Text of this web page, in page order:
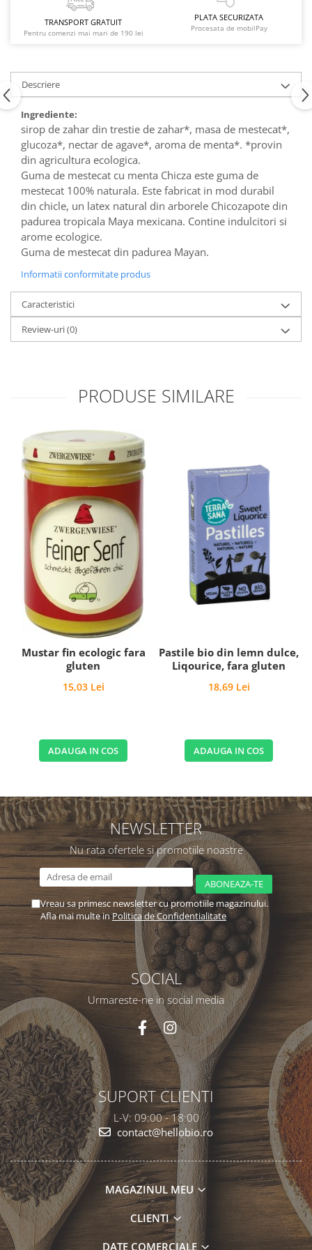
TRANSPORT GRATUIT
Pentru comenzi mai mari de 190 lei
PLATA SECURIZATA
Procesata de mobilPay
Descriere
Ingrediente:
sirop de zahar din trestie de zahar*, masa de mestecat*,
glucoza*, nectar de agave*, aroma de menta*. *provin
din agricultura ecologica.
Guma de mestecat cu menta Chicza este guma de
mestecat 100% naturala. Este fabricat in mod durabil
din chicle, un latex natural din arborele Chicozapote din
padurea tropicala Maya mexicana. Contine indulcitori si
arome ecologice.
Guma de mestecat din padurea Mayan.
Informatii conformitate produs
Caracteristici
Review-uri(0)
PRODUSE SIMILARE
Mustar fin ecologic fara
gluten
15,03 Lei
ADAUGA IN COS
Pastile bio din lemn dulce,
Liqourice, fara gluten
18,69 Lei
ADAUGA IN COS
NEWSLETTER
Nu rata ofertele si promotiile noastre
Vreau sa primesc newsletter cu promotiile magazinului.
Afla mai multe inPolitica de Confidentialitate
SOCIAL
Urmareste-ne in social media
SUPORT CLIENTI
L-V: 09:00 - 18:00
contact@hellobio.ro
MAGAZINUL MEU
CLIENTI
DATE COMERCIALE